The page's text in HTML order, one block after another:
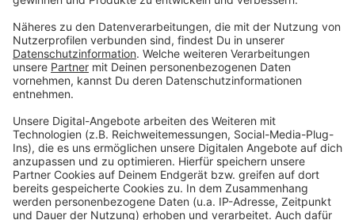
Nutzung des Service zu, um dieses
Video anzusehen.
Mehr Informationen
powered byUsercentrics Consent
Management Platform
Alicia Keys - Underdog (Official Video)
Anzeige